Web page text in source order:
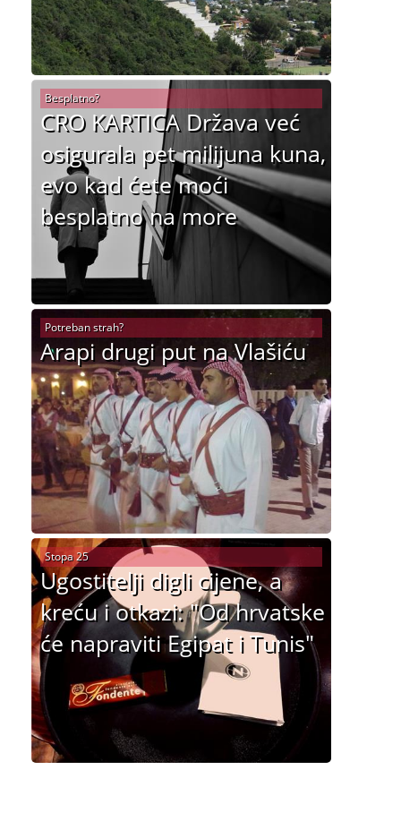
CRO KARTICA Država već
osigurala pet milijuna kuna,
evo kad ćete moći
besplatno na more
Besplatno?
Arapi drugi put na Vlašiću
Potreban strah?
Ugostitelji digli cijene, a
kreću i otkazi: "Od hrvatske
će napraviti Egipat i Tunis"
Stopa 25